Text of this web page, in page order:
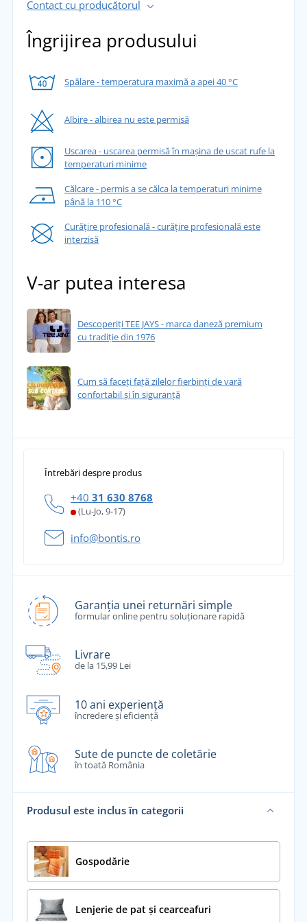
Contact cu producătorul
Îngrijirea produsului
Spălare - temperatura maximă a apei 40 °C
Albire - albirea nu este permisă
Uscarea - uscarea permisă în mașina de uscat rufe la
temperaturi minime
Călcare - permis a se călca la temperaturi minime
până la 110 °C
Curățire profesională - curățire profesională este
interzisă
V-ar putea interesa
Descoperiți TEE JAYS - marca daneză premium
cu tradiție din 1976
Cum să faceți față zilelor fierbinți de vară
confortabil și în siguranță
Întrebări despre produs
+40 31 630 8768
(Lu-Jo, 9-17)
info@bontis.ro
Garanția unei returnări simple
formular online pentru soluționare rapidă
Livrare
de la 15,99 Lei
10 ani experiență
încredere și eficiență
Sute de puncte de coletărie
în toată România
Produsul este inclus în categorii
Gospodărie
Lenjerie de pat și cearceafuri